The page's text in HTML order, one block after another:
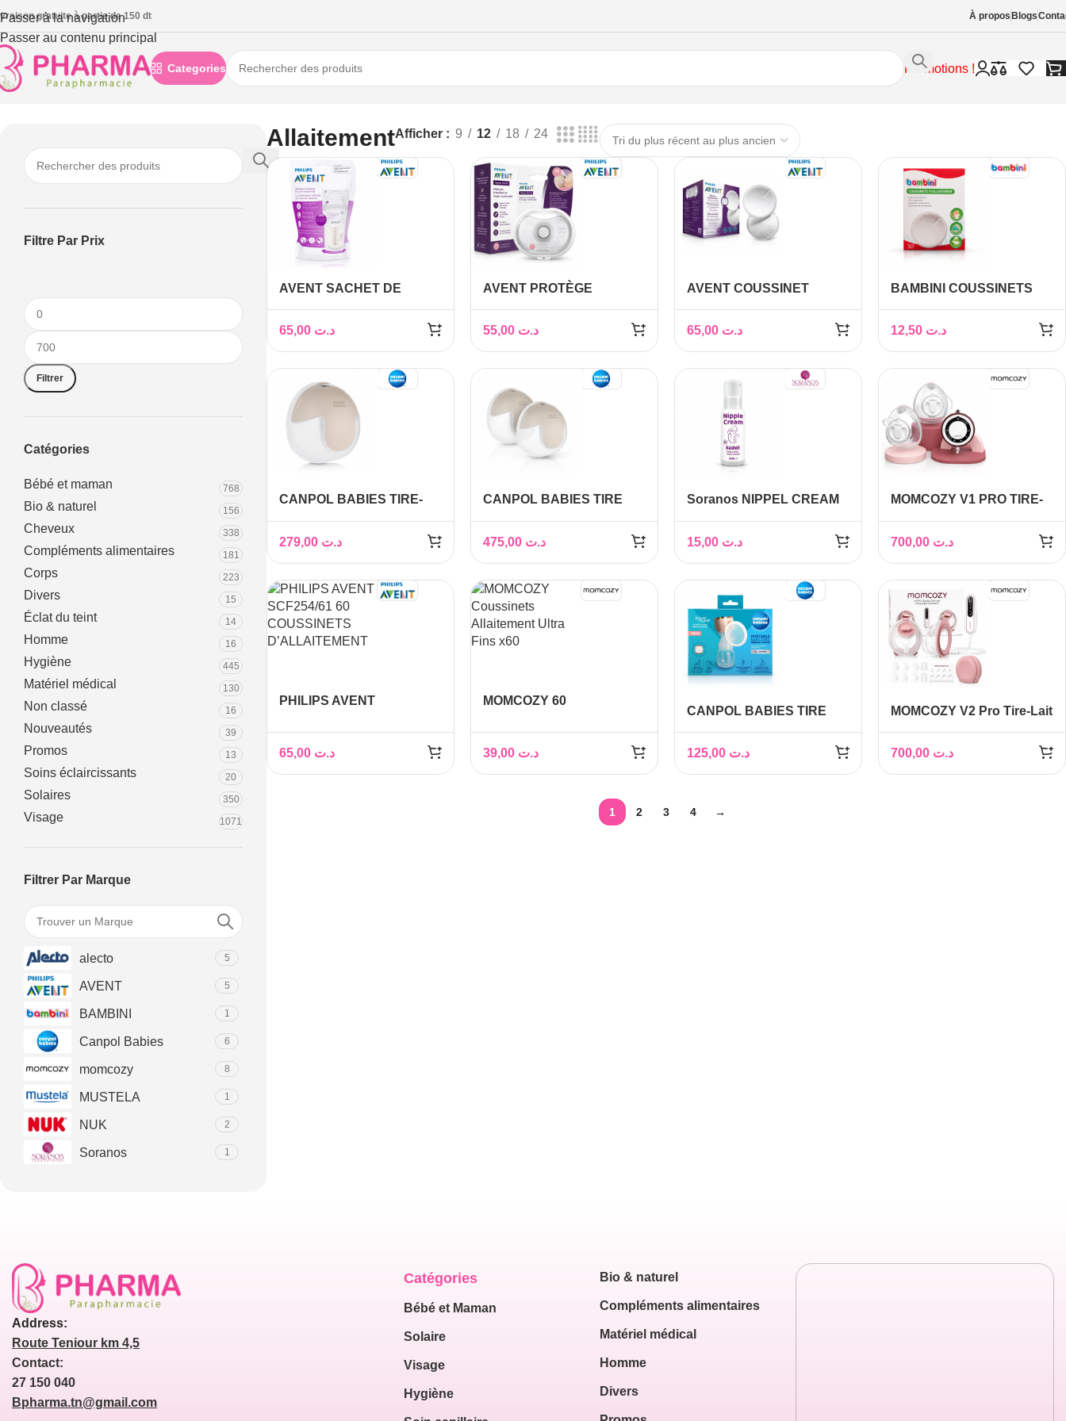
Passer à la navigation
Passer au contenu principal
gratuite à partie de 150 dt À propos Blogs
Categories Promotions !
Filtre Par Prix
Filtrer
Catégories
Bébé et maman 768
Bio & naturel 156
Cheveux 338
Compléments alimentaires 181
Corps 223
Divers 15
Éclat du teint 14
Homme 16
Hygiène 445
Matériel médical 130
Non classé 16
Nouveautés 39
Promos 13
Soins éclaircissants 20
Solaires 350
Visage 1071
Filtrer Par Marque
alecto 5
AVENT 5
BAMBINI 1
Canpol Babies 6
momcozy 8
MUSTELA 1
NUK 2
Soranos 1
AllaitementAfficher 9 12 18 24
AVENT SACHET DE
PRESTERILISE 25 PIECES
د.ت
AVENT PROTÈGE
SCF153/03
د.ت
AVENT COUSSINET
60PIECES REF SCF 254/61
د.ت
BAMBINI COUSSINETS
PIECES
د.ت
CANPOL BABIES TIRE-
INTELLIGENT 20/115
د.ت
CANPOL BABIES TIRE
INTELLIGENT SMART
20/116
د.ت
Soranos NIPPEL CREAM
د.ت
MOMCOZY V1 PRO TIRE-
د.ت
PHILIPS AVENT
COUSSINETS
D’ALLAITEMENT
د.ت
MOMCOZY 60
D’ALLAITEMENT
JETABLES
د.ت
CANPOL BABIES TIRE
PORTABLE
POWERPUMP-20/107
د.ت
MOMCOZY V2 Pro Tire-Lait
د.ت
1 2 3 4 →
Address:
Route Teniour km 4,5
Contact:
27 150 040
Bpharma.tn@gmail.com
Catégories
Bébé et Maman
Solaire
Visage
Hygiène
Bio & naturel
Compléments alimentaires
Matériel médical
Homme
Divers